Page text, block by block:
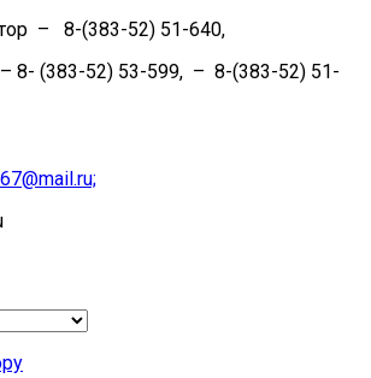
– 8-(383-52) 51-640,
8- (383-52) 53-599, – 8-(383-52) 51-